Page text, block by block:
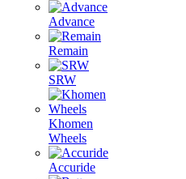
Advance
Remain
SRW
Khomen
Wheels
Accuride